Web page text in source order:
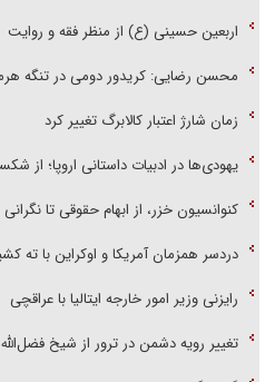
اربعین حسینی (ع) از منظر فقه و روایت
محسن رضایی: کریدور دومی در تنگه
زمان شارژ اعتبار کالابرگ تغییر کرد
یهودی‌ها در ادبیات داستانی اروپا؛ از
کنوانسیون خزر، از ابهام حقوقی تا نگرانی
دردسر همزمان آمریکا و اوکراین با ته
رایزنی وزیر امور خارجه ایتالیا با عراقچی
تغییر رویه دشمن در ترور از شیخ